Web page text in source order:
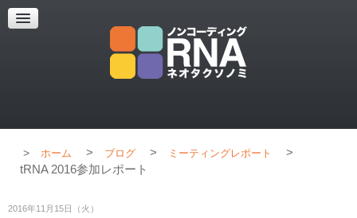
超解像顕微鏡
超解像顕微鏡の紹介
ホーム > ブログ > ミーティングレポート
>
tRNA 2016参加レポート
2016年11月15日（火）